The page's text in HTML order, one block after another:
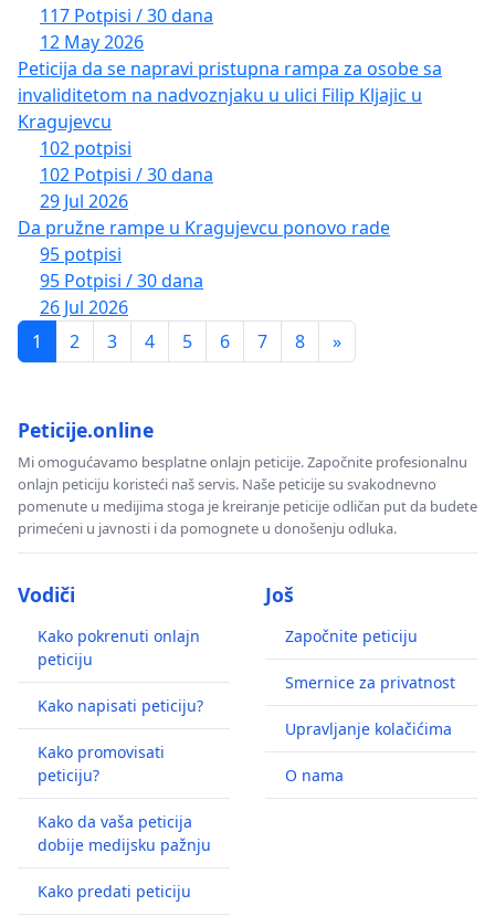
117 Potpisi / 30 dana
12 May 2026
Peticija da se napravi pristupna rampa za osobe sa
invaliditetom na nadvoznjaku u ulici Filip Kljajic u
Kragujevcu
102 potpisi
102 Potpisi / 30 dana
29 Jul 2026
Da pružne rampe u Kragujevcu ponovo rade
95 potpisi
95 Potpisi / 30 dana
26 Jul 2026
1
2 3 4 5 6 7 8 »
Peticije.online
Mi omogućavamo besplatne onlajn peticije. Započnite profesionalnu
onlajn peticiju koristeći naš servis. Naše peticije su svakodnevno
pomenute u medijima stoga je kreiranje peticije odličan put da budete
primećeni u javnosti i da pomognete u donošenju odluka.
Vodiči
Kako pokrenuti onlajn
peticiju
Kako napisati peticiju?
Kako promovisati
peticiju?
Kako da vaša peticija
dobije medijsku pažnju
Kako predati peticiju
Još
Započnite peticiju
Smernice za privatnost
Upravljanje kolačićima
O nama